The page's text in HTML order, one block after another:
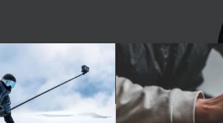
хэрэгслүүд